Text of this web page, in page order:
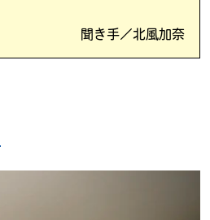
聞き手／北風加奈